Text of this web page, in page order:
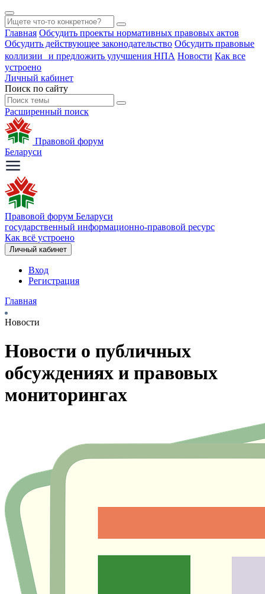
Главная Обсудить проекты нормативных правовых актов
Обсудить действующее законодательство Обсудить правовые
коллизии и предложить улучшения НПА Новости Как все
устроено
Личный кабинет
Поиск по сайту
Расширенный поиск
Правовой форум
Беларуси
Правовой форум Беларуси
государственный информационно-правовой ресурс
Как всё устроено
Личный кабинет
Вход
Регистрация
Главная
Новости
Новости о публичных
обсуждениях и правовых
мониторингах